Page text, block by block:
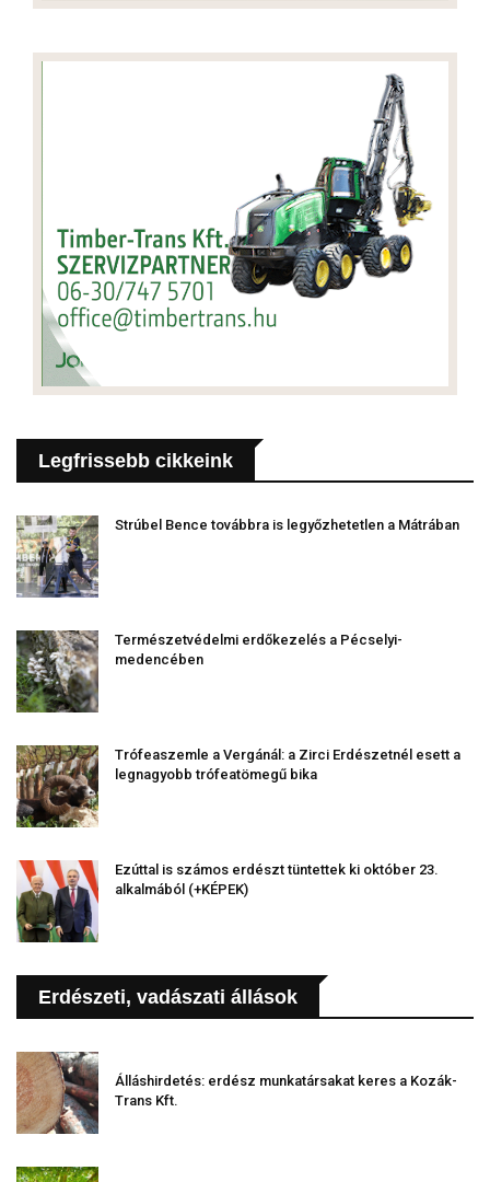
Legfrissebb cikkeink
Strúbel Bence továbbra is legyőzhetetlen a Mátrában
Természetvédelmi erdőkezelés a Pécselyi-
medencében
Trófeaszemle a Vergánál: a Zirci Erdészetnél esett a
legnagyobb trófeatömegű bika
Ezúttal is számos erdészt tüntettek ki október 23.
alkalmából (+KÉPEK)
Erdészeti, vadászati állások
Álláshirdetés: erdész munkatársakat keres a Kozák-
Trans Kft.